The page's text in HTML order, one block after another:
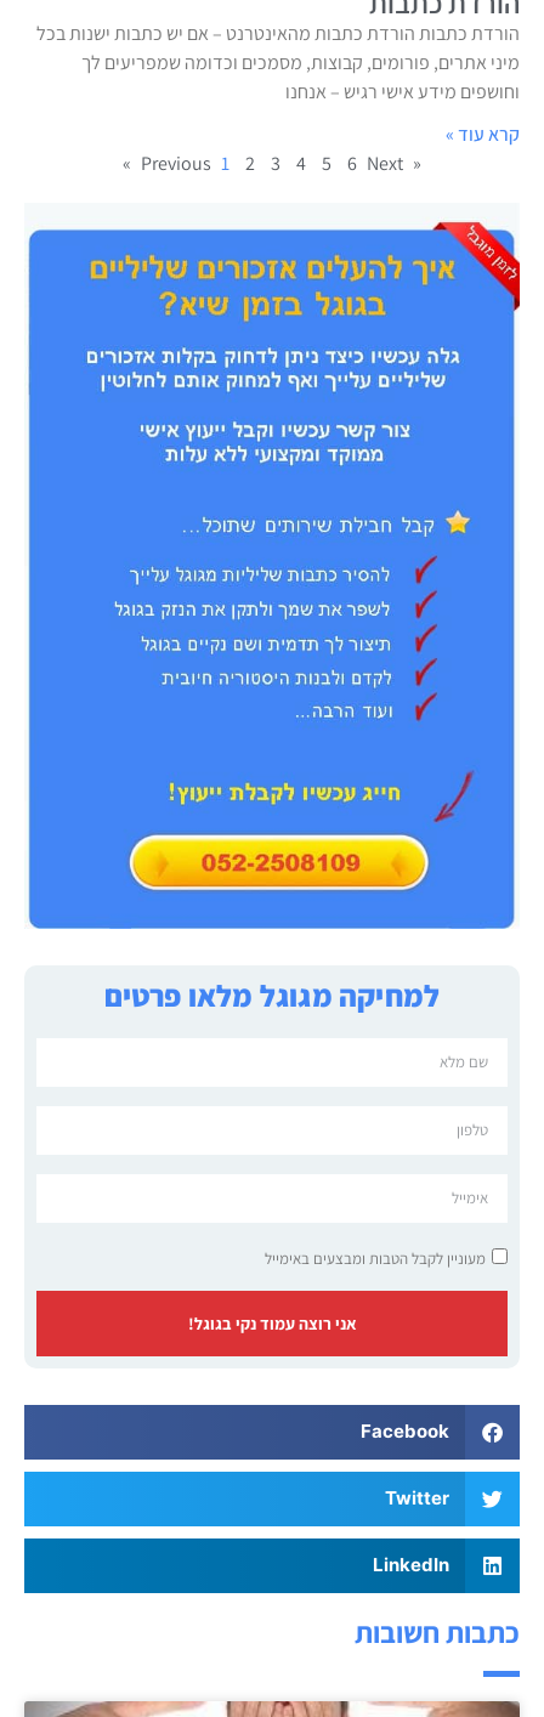
הורדת כתבות הורדת כתבות מהאינטרנט – אם יש כתבות ישנות בכל
מיני אתרים, פורומים, קבוצות, מסמכים וכדומה שמפריעים לך
וחושפים מידע אישי רגיש – אנחנו
קרא עוד »
« Previous
1 2 3 4 5 6 Next »
למחיקה מגוגל מלאו פרטים
מעוניין לקבל הטבות ומבצעים באימייל
אני רוצה עמוד נקי בגוגל!
Facebook
Twitter
LinkedIn
כתבות חשובות